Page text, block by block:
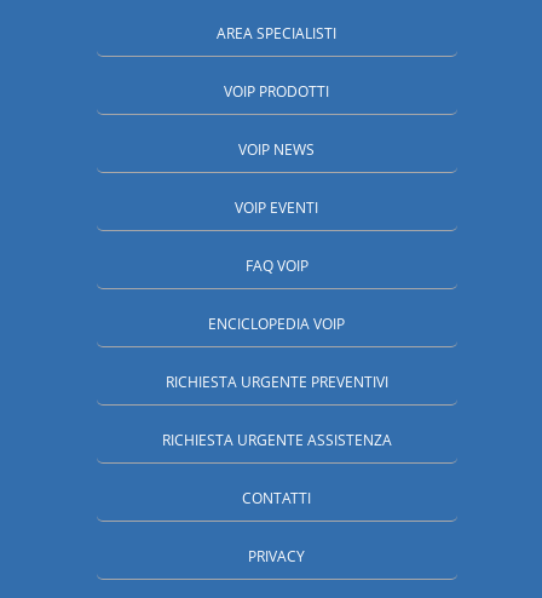
AREA SPECIALISTI
VOIP PRODOTTI
VOIP NEWS
VOIP EVENTI
FAQ VOIP
ENCICLOPEDIA VOIP
RICHIESTA URGENTE PREVENTIVI
RICHIESTA URGENTE ASSISTENZA
CONTATTI
PRIVACY